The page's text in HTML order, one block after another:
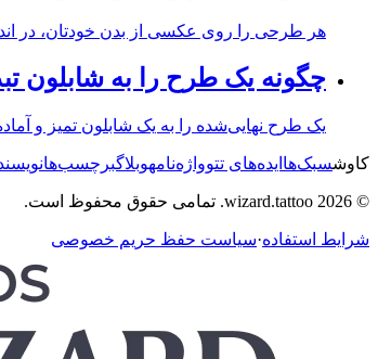
هر طرحی را روی عکسی از بدن خودتان، در
چگونه یک طرح را به شابلون
یک طرح نهایی‌شده را به یک شابلون تمیز و
کاوشسبک‌ها ایده‌های تتوواژه‌نامهوبلاگبرچسب‌ها
© 2026 wizard.tattoo. تمامی حقوق محفوظ است.
شرایط استفاده·سیاست حفظ حریم خصوصی